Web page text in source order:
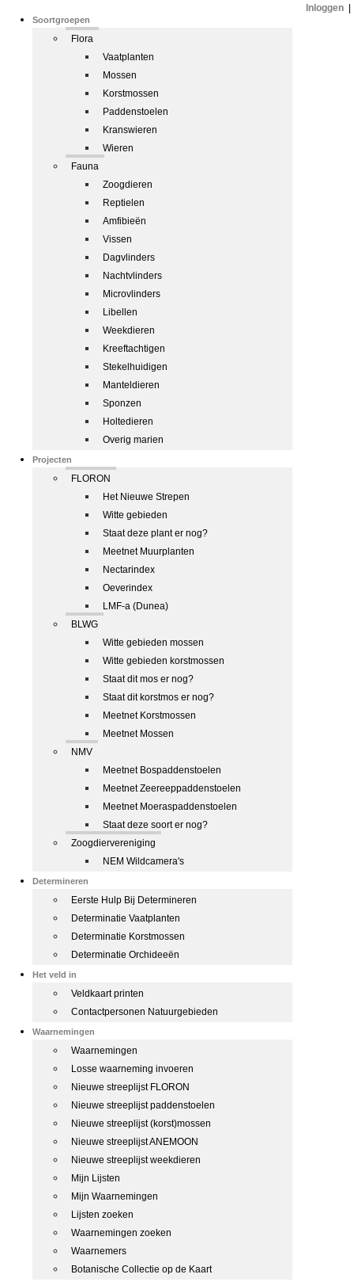
Soortgroepen
Flora
Vaatplanten
Mossen
Korstmossen
Paddenstoelen
Kranswieren
Wieren
Fauna
Zoogdieren
Reptielen
Amfibieën
Vissen
Dagvlinders
Nachtvlinders
Microvlinders
Libellen
Weekdieren
Kreeftachtigen
Stekelhuidigen
Manteldieren
Sponzen
Holtedieren
Overig marien
Projecten
FLORON
Het Nieuwe Strepen
Witte gebieden
Staat deze plant er nog?
Meetnet Muurplanten
Nectarindex
Oeverindex
LMF-a (Dunea)
BLWG
Witte gebieden mossen
Witte gebieden korstmossen
Staat dit mos er nog?
Staat dit korstmos er nog?
Meetnet Korstmossen
Meetnet Mossen
NMV
Meetnet Bospaddenstoelen
Meetnet Zeereeppaddenstoelen
Meetnet Moeraspaddenstoelen
Staat deze soort er nog?
Zoogdiervereniging
NEM Wildcamera's
Determineren
Eerste Hulp Bij Determineren
Determinatie Vaatplanten
Determinatie Korstmossen
Determinatie Orchideeën
Het veld in
Veldkaart printen
Contactpersonen Natuurgebieden
Waarnemingen
Waarnemingen
Losse waarneming invoeren
Nieuwe streeplijst FLORON
Nieuwe streeplijst paddenstoelen
Nieuwe streeplijst (korst)mossen
Nieuwe streeplijst ANEMOON
Nieuwe streeplijst weekdieren
Mijn Lijsten
Mijn Waarnemingen
Lijsten zoeken
Waarnemingen zoeken
Waarnemers
Botanische Collectie op de Kaart
Inloggen